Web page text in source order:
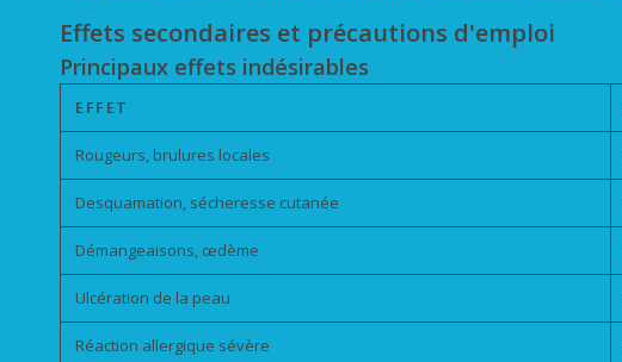
Effets secondaires et précautions d'emploi
Principaux effets indésirables
EFFET
Rougeurs, brulures locales
Desquamation, sécheresse cutanée
Démangeaisons, œdème
Ulcération de la peau
Réaction allergique sévère